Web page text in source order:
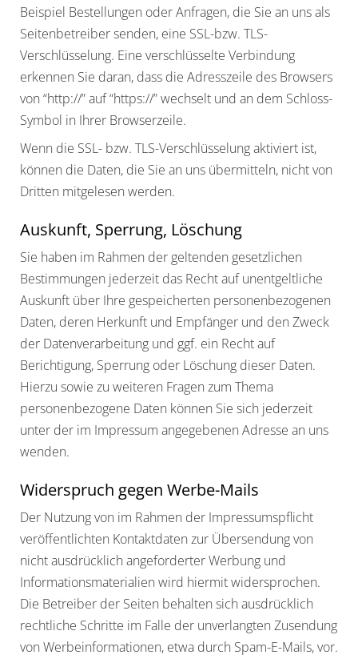
Beispiel Bestellungen oder Anfragen, die Sie an uns als
Seitenbetreiber senden, eine SSL-bzw. TLS-
Verschlüsselung. Eine verschlüsselte Verbindung
erkennen Sie daran, dass die Adresszeile des Browsers
von “http://” auf “https://” wechselt und an dem Schloss-
Symbol in Ihrer Browserzeile.
Wenn die SSL- bzw. TLS-Verschlüsselung aktiviert ist,
können die Daten, die Sie an uns übermitteln, nicht von
Dritten mitgelesen werden.
Auskunft, Sperrung, Löschung
Sie haben im Rahmen der geltenden gesetzlichen
Bestimmungen jederzeit das Recht auf unentgeltliche
Auskunft über Ihre gespeicherten personenbezogenen
Daten, deren Herkunft und Empfänger und den Zweck
der Datenverarbeitung und ggf. ein Recht auf
Berichtigung, Sperrung oder Löschung dieser Daten.
Hierzu sowie zu weiteren Fragen zum Thema
personenbezogene Daten können Sie sich jederzeit
unter der im Impressum angegebenen Adresse an uns
wenden.
Widerspruch gegen Werbe-Mails
Der Nutzung von im Rahmen der Impressumspflicht
veröffentlichten Kontaktdaten zur Übersendung von
nicht ausdrücklich angeforderter Werbung und
Informationsmaterialien wird hiermit widersprochen.
Die Betreiber der Seiten behalten sich ausdrücklich
rechtliche Schritte im Falle der unverlangten Zusendung
von Werbeinformationen, etwa durch Spam-E-Mails, vor.